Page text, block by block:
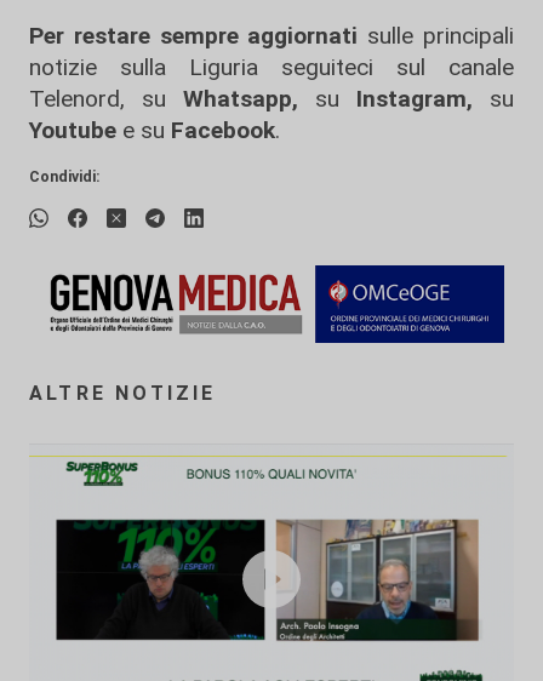
Per restare sempre aggiornati sulle principali
notizie sulla Liguria seguiteci sul canale
Telenord, su
Whatsapp, su Instagram, su
Youtube e su Facebook.
Condividi:
ALTRE NOTIZIE